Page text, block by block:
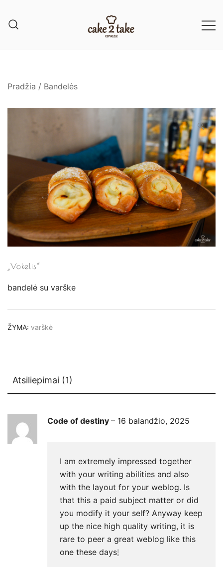
Pradžia / Bandelės
🔍
„Vokelis“
bandelė su varške
ŽYMA: varškė
Atsiliepimai (1)
Code of destiny – 16 balandžio, 2025
I am extremely impressed together
with your writing abilities and also
with the layout for your weblog. Is
that this a paid subject matter or did
you modify it your self? Anyway keep
up the nice high quality writing, it is
rare to peer a great weblog like this
one these days!